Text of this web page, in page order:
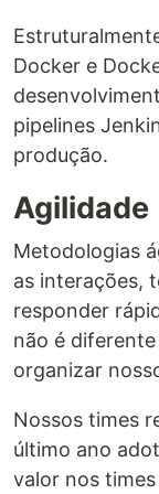
Docker e
pipelines
produção.
Agilidade
Metodologias
as interações,
responder
não é
organizar
Nossos times
último ano
valor nos